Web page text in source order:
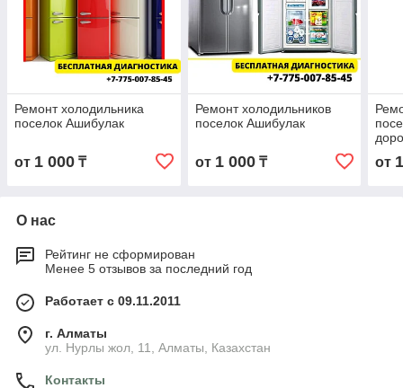
Ремонт холодильника
поселок Ашибулак
от 1 000 ₸
Ремонт холодильников
поселок Ашибулак
от 1 000₸ от
О нас
Рейтинг не сформирован
Менее 5 отзывов за последний год
Работает с 09.11.2011
г. Алматы
ул. Нурлы жол, 11, Алматы, Казахстан
Контакты